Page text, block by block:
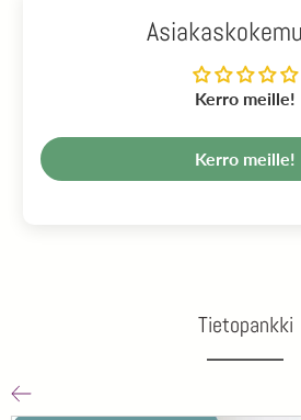
Kerro meille!
Kerro meille!
Tietopankki